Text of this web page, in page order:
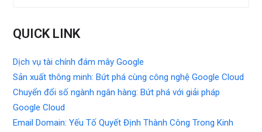
QUICK LINK
Dịch vụ tài chính đám mây Google
Sản xuất thông minh: Bứt phá cùng công nghệ Google Cloud
Chuyển đổi số ngành ngân hàng: Bứt phá với giải pháp
Google Cloud
Email Domain: Yếu Tố Quyết Định Thành Công Trong Kinh